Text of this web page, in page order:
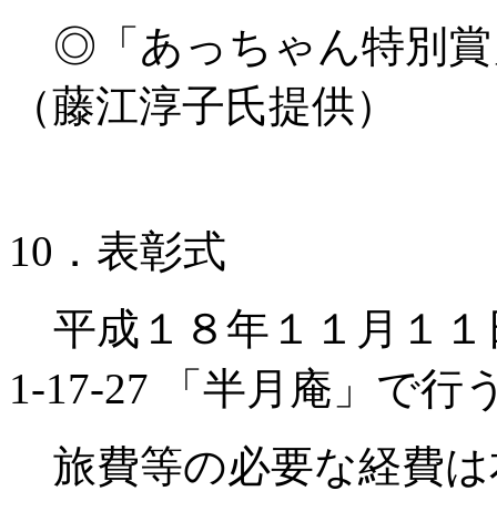
◎「あっちゃん特別
（藤江淳子氏提供）
10．表彰式
平成１８年１１月１
1-17-27
「半月庵」で行
旅費等の必要な経費